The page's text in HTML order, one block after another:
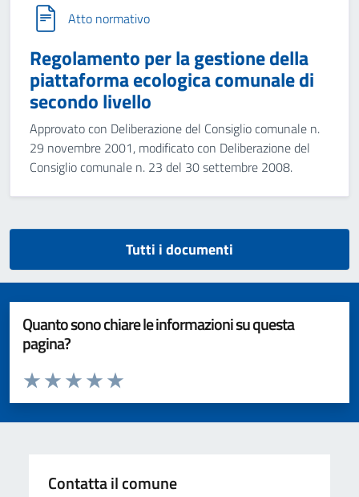
Atto normativo
Regolamento per la gestione della
piattaforma ecologica comunale di
secondo livello
Approvato con Deliberazione del Consiglio comunale n.
29 novembre 2001, modificato con Deliberazione del
Consiglio comunale n. 23 del 30 settembre 2008.
Tutti i documenti
Quanto sono chiare le informazioni su questa
pagina?
Valuta da 1 a 5 stelle la pagina
Valuta 5 stelle su 5
Valuta 4 stelle su 5
Valuta 3 stelle su 5
Valuta 2 stelle su 5
Valuta 1 stelle su 5
Contatta il comune